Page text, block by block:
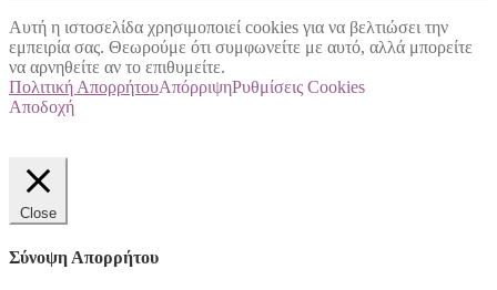
Αυτή η ιστοσελίδα χρησιμοποιεί cookies για να βελτιώσει την
εμπειρία σας. Θεωρούμε ότι συμφωνείτε με αυτό, αλλά μπορείτε
να αρνηθείτε αν το επιθυμείτε.
Πολιτική ΑπορρήτουΑπόρριψηΡυθμίσεις Cookies
Αποδοχή
Close
Σύνοψη Απορρήτου